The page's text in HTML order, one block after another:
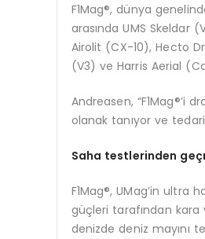
F1Mag®, dünya
arasında UMS
Airolit (CX-10), Hecto
(V3) ve Harris Aerial
Andreasen, “F1Mag®’i
olanak tanıyor ve
Saha testlerinden
F1Mag®, UMag’in ultra
güçleri tarafından kara
denizde deniz mayını